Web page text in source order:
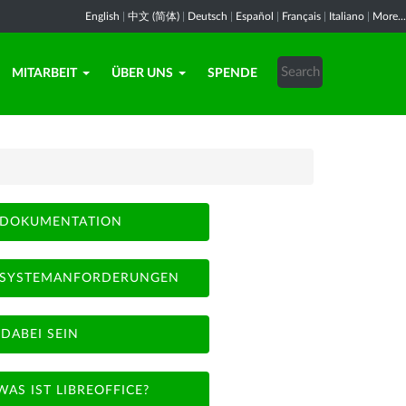
English 中文 (简体) Deutsch Español Français Italiano More...
MITARBEIT ÜBER UNS SPENDE
DOKUMENTATION
SYSTEMANFORDERUNGEN
DABEI SEIN
IST LIBREOFFICE?